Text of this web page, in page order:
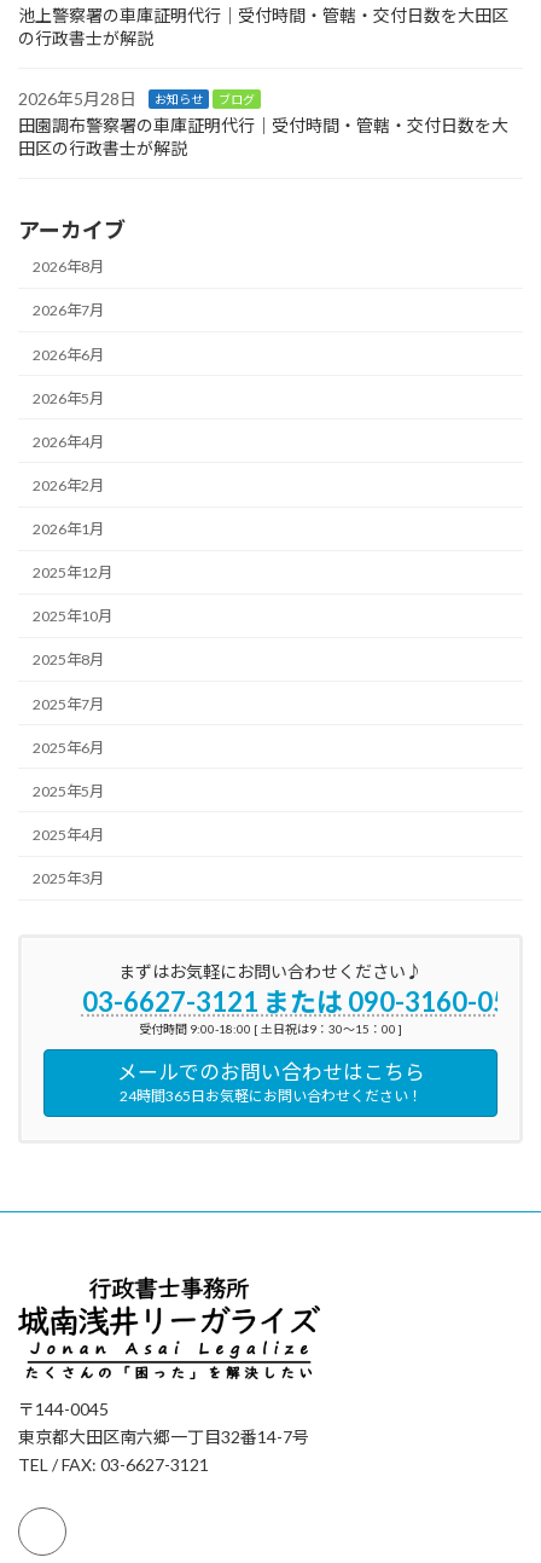
池上警察署の車庫証明代行｜受付時間・管轄・交付日数を大田区
の行政書士が解説
2026年5月28日 お知らせ ブログ
田園調布警察署の車庫証明代行｜受付時間・管轄・交付日数を大
田区の行政書士が解説
アーカイブ
2026年8月
2026年7月
2026年6月
2026年5月
2026年4月
2026年2月
2026年1月
2025年12月
2025年10月
2025年8月
2025年7月
2025年6月
2025年5月
2025年4月
2025年3月
まずはお気軽にお問い合わせください♪
03-6627-3121 または 090-3160-0596
受付時間 9:00-18:00 [ 土日祝は9：30～15：00 ]
メールでのお問い合わせはこちら
24時間365日お気軽にお問い合わせください！
〒144-0045
東京都大田区南六郷一丁目32番14-7号
TEL / FAX: 03-6627-3121